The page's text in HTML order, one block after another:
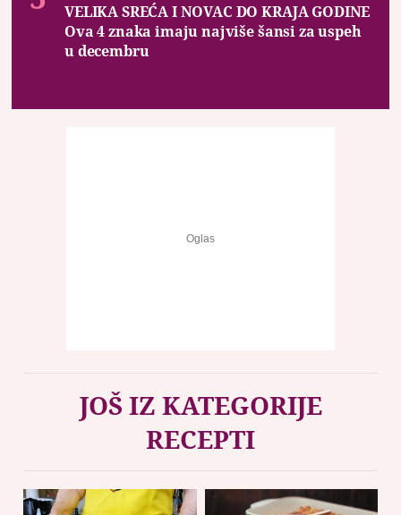
VELIKA SREĆA I NOVAC DO KRAJA GODINE
Ova 4 znaka imaju najviše šansi za uspeh
u decembru
JOŠ IZ KATEGORIJE
RECEPTI